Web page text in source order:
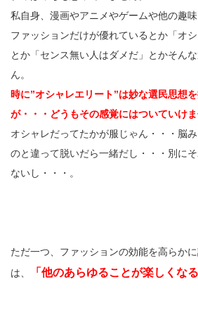
私自身、漫画やアニメやゲームや他の趣
ファッションだけが優れているとか「オシ
とか「センス無い人はダメだ」とかそん
ん。
時に”オシャレエリート”は妙な選民思想
が・・・どうもその感覚にはついていけま
オシャレだってたかが服じゃん・・・脳
のと違って脱いだら一緒だし・・・別に
ないし・・・。
ただ一つ、ファッションの効能を高らか
は、
「他のあらゆることが楽しくなる